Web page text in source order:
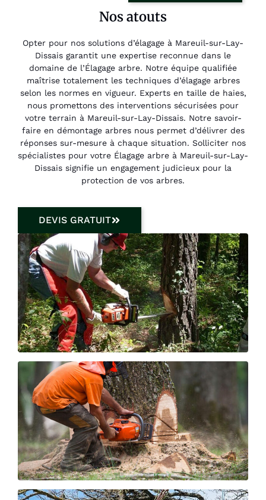
Nos atouts
Opter pour nos solutions d’élagage à Mareuil-sur-Lay-
Dissais garantit une expertise reconnue dans le
domaine de l’Élagage arbre. Notre équipe qualifiée
maîtrise totalement les techniques d’élagage arbres
selon les normes en vigueur. Experts en taille de haies,
nous promettons des interventions sécurisées pour
votre terrain à Mareuil-sur-Lay-Dissais. Notre savoir-
faire en démontage arbres nous permet d’délivrer des
réponses sur-mesure à chaque situation. Solliciter nos
spécialistes pour votre Élagage arbre à Mareuil-sur-Lay-
Dissais signifie un engagement judicieux pour la
protection de vos arbres.
DEVIS GRATUIT